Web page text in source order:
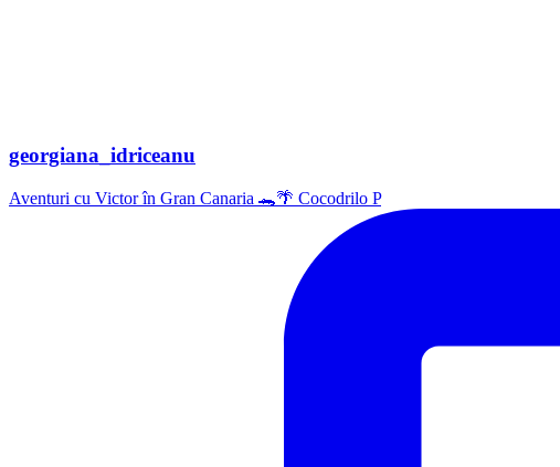
georgiana_idriceanu
Aventuri cu Victor în Gran Canaria 🐊🌴 Cocodrilo P